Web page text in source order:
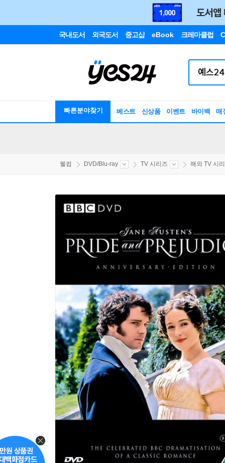
국내도서 외국도서 중고샵 eBook 크레마클럽
빠른분야찾기 베스트 신상품 이벤트 바이백 매
웰컴 DVD/Blu-ray TV 시리즈 해외 TV 시